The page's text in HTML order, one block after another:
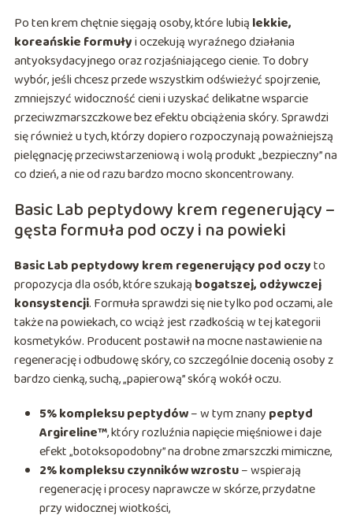
Po ten krem chętnie sięgają osoby, które lubią lekkie,
koreańskie formułyi oczekują wyraźnego działania
antyoksydacyjnego oraz rozjaśniającego cienie. To dobry
wybór, jeśli chcesz przede wszystkim odświeżyć spojrzenie,
zmniejszyć widoczność cieni i uzyskać delikatne wsparcie
przeciwzmarszczkowe bez efektu obciążenia skóry. Sprawdzi
się również u tych, którzy dopiero rozpoczynają poważniejszą
pielęgnację przeciwstarzeniową i wolą produkt „bezpieczny” na
co dzień, a nie od razu bardzo mocno skoncentrowany.
Basic Lab peptydowy krem regenerujący –
gęsta formuła pod oczy i na powieki
Basic Lab peptydowy krem regenerujący pod oczyto
propozycja dla osób, które szukają bogatszej, odżywczej
konsystencji. Formuła sprawdzi się nie tylko pod oczami, ale
także na powiekach, co wciąż jest rzadkością w tej kategorii
kosmetyków. Producent postawił na mocne nastawienie na
regenerację i odbudowę skóry, co szczególnie docenią osoby z
bardzo cienką, suchą, „papierową” skórą wokół oczu.
5% kompleksu peptydów– w tym znany peptyd
Argireline™, który rozluźnia napięcie mięśniowe i daje
efekt „botoksopodobny” na drobne zmarszczki mimiczne,
2% kompleksu czynników wzrostu– wspierają
regenerację i procesy naprawcze w skórze, przydatne
przy widocznej wiotkości,